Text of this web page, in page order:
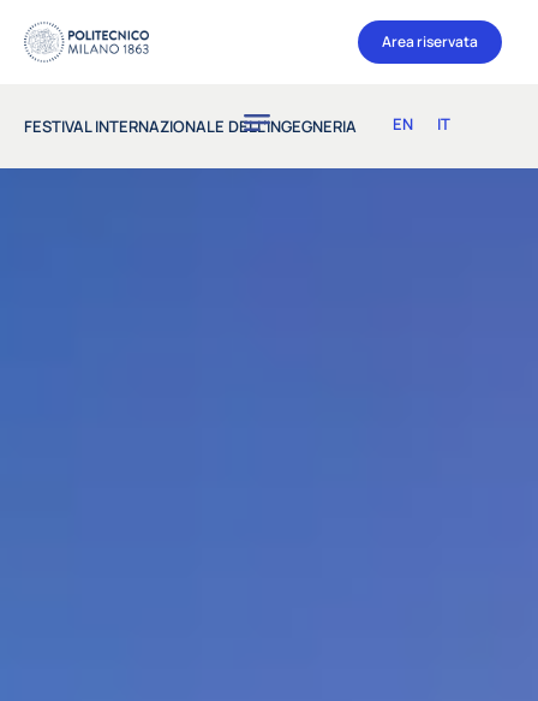
Area riservata
FESTIVAL INTERNAZIONALE DELL’INGEGNERIA EN IT